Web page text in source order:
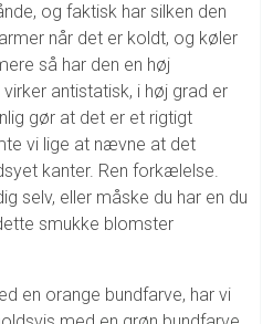
og faktisk har silken den
når det er koldt, og køler
så har den en høj
antistatisk, i høj grad er
gør at det er et rigtigt
vi lige at nævne at det
kanter. Ren forkælelse.
selv, eller måske du har en du
smukke blomster
en orange bundfarve, har vi